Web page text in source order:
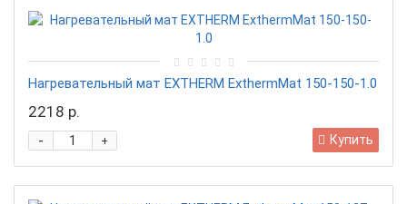
Нагревательный мат EXTHERM ExthermMat 150-150-1.0
2218 р.
+
- Купить